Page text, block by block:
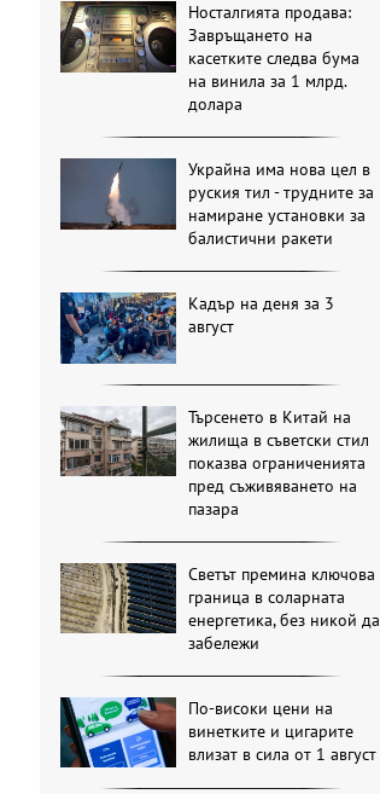
Носталгията продава:
Завръщането на
касетките следва бума
на винила за 1 млрд.
долара
Украйна има нова цел в
руския тил - трудните за
намиране установки за
балистични ракети
Кадър на деня за 3
август
Търсенето в Китай на
жилища в съветски стил
показва ограниченията
пред съживяването на
пазара
Светът премина ключова
граница в соларната
енергетика, без никой да
забележи
По-високи цени на
винетките и цигарите
влизат в сила от 1 август